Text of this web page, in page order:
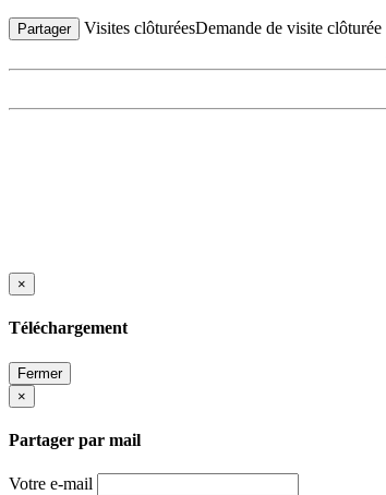
Partager Visites clôturéesDemande de visite clôturée
×
Téléchargement
Fermer
×
Partager par mail
Votre e-mail